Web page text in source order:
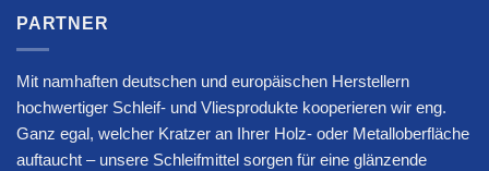
PARTNER
Mit namhaften deutschen und europäischen Herstellern
hochwertiger Schleif- und Vliesprodukte kooperieren wir eng.
Ganz egal, welcher Kratzer an Ihrer Holz- oder Metalloberfläche
auftaucht – unsere Schleifmittel sorgen für eine glänzende